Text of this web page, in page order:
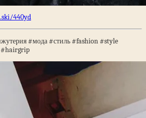
440yd
#мода #стиль #fashion #style
#hairgrip